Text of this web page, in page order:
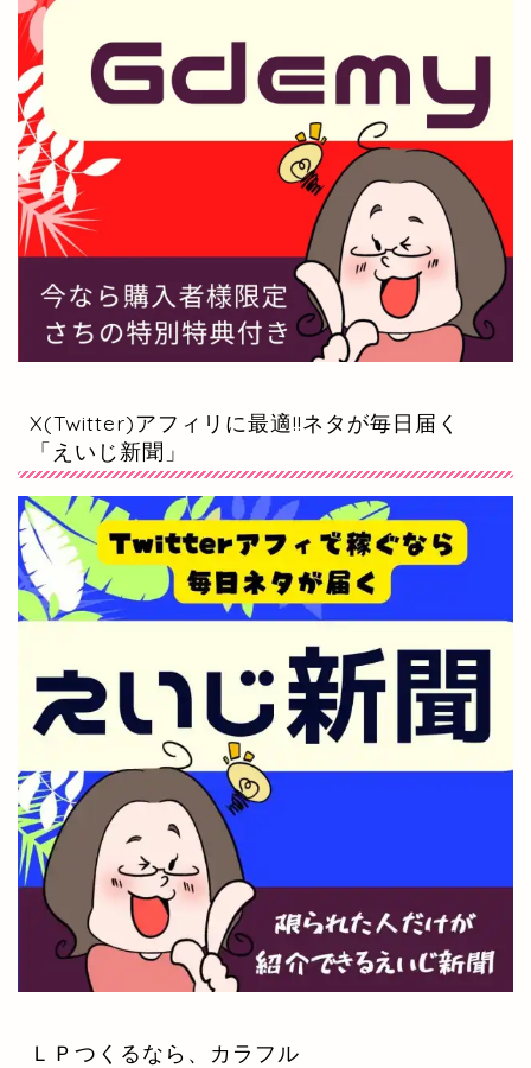
X(Twitter)アフィリに最適!!ネタが毎日届く
「えいじ新聞」
ＬＰつくるなら、カラフル